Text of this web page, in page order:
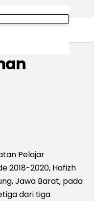
PP IPM
Pelajar
2018-2020, Hafizh
Jawa Barat, pada
dari tiga